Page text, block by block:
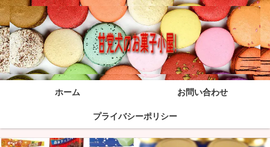
ホーム お問い合わせ
プライバシーポリシー